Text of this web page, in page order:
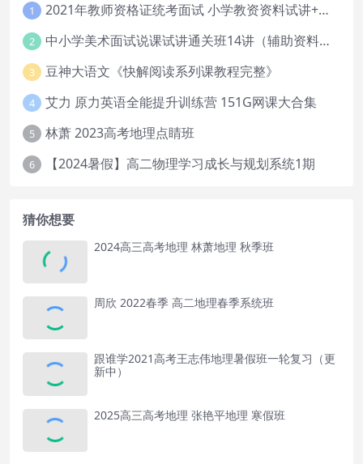
1 2021年教师资格证统考面试 小学教资资料试讲+答辩
2 中小学美术面试说课试讲通关班14讲（辅助资料第一套）
3 豆神大语文《快解阅读系列课教程完整》
4 艾力 原力英语全能提升训练营 151G网课大合集
5 林萧 2023高考地理点睛班
6 【2024暑假】高二物理学习成长与规划系统1期
猜你想要
2024高三高考地理 林萧地理 秋季班
周欣 2022春季 高二地理春季系统班
跟谁学2021高考王志伟地理暑假班一轮复习（更
新中）
2025高三高考地理 张艳平地理 寒假班